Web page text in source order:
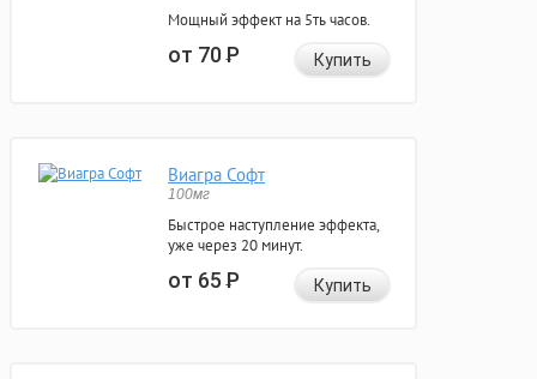
Мощный эффект на 5ть часов.
от 70Р Купить
Виагра Софт
100мг
Быстрое наступление эффекта,
уже через 20 минут.
от 65Р Купить